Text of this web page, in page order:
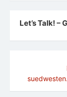
Let’s Talk! –